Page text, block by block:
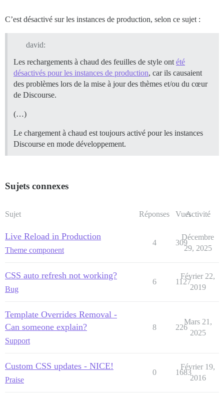
C’est désactivé sur les instances de production, selon ce sujet :
david:
Les rechargements à chaud des feuilles de style ont été
désactivés pour les instances de production, car ils causaient
des problèmes lors de la mise à jour des thèmes et/ou du cœur
de Discourse.
(…)
Le chargement à chaud est toujours activé pour les instances
Discourse en mode développement.
Sujets connexes
Sujet Réponses VuesActivité
Live Reload in Production
Theme component
4 309
Décembre
29, 2025
CSS auto refresh not working?
Bug
6 1127
Février 22,
2019
Template Overrides Removal -
Can someone explain?
Support
8 226
Mars 21,
2025
Custom CSS updates - NICE!
Praise
0 1683
Février 19,
2016